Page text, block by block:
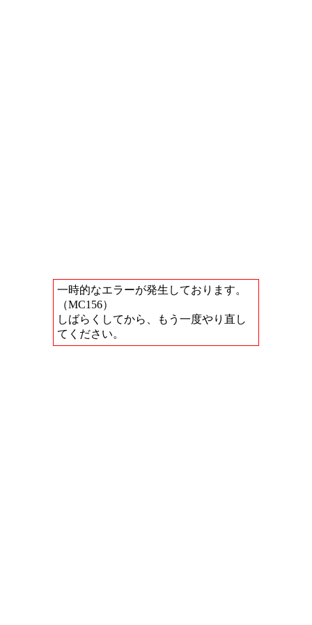
一時的なエラーが発生しております。
（MC156）
しばらくしてから、もう一度やり直し
てください。